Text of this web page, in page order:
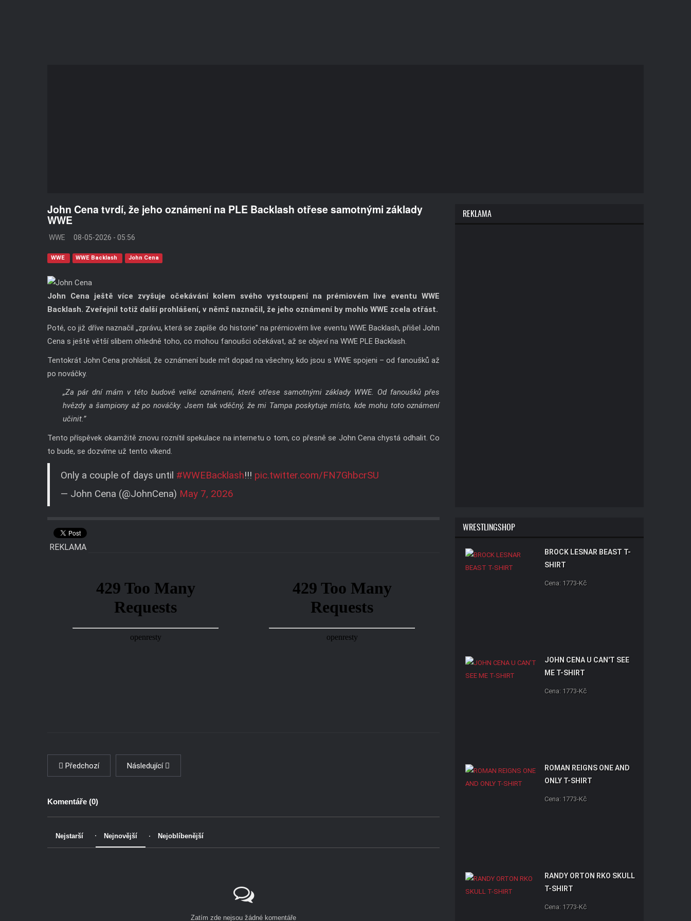
John Cena tvrdí, že jeho oznámení na PLE Backlash otřese samotnými základy
WWE
WWE 08-05-2026 - 05:56
WWE WWE Backlash John Cena
John Cena ještě více zvyšuje očekávání kolem svého vystoupení na prémiovém live eventu WWE
Backlash. Zveřejnil totiž další prohlášení, v němž naznačil, že jeho oznámení by mohlo WWE zcela otřást.
Poté, co již dříve naznačil „zprávu, která se zapíše do historie” na prémiovém live eventu WWE Backlash, přišel John
Cena s ještě větší slibem ohledně toho, co mohou fanoušci očekávat, až se objeví na WWE PLE Backlash.
Tentokrát John Cena prohlásil, že oznámení bude mít dopad na všechny, kdo jsou s WWE spojeni – od fanoušků až
po nováčky.
„Za pár dní mám v této budově velké oznámení, které otřese samotnými základy WWE. Od fanoušků přes
hvězdy a šampiony až po nováčky. Jsem tak vděčný, že mi Tampa poskytuje místo, kde mohu toto oznámení
učinit.”
Tento příspěvek okamžitě znovu roznítil spekulace na internetu o tom, co přesně se John Cena chystá odhalit. Co
to bude, se dozvíme už tento víkend.
Only a couple of days until #WWEBacklash!!! pic.twitter.com/FN7GhbcrSU
— John Cena (@JohnCena) May 7, 2026
REKLAMA
Předchozí Následující
Komentáře (0)
Nejstarší Nejnovější Nejoblíbenější
Zatím zde nejsou žádné komentáře
REKLAMA
WRESTLINGSHOP
BROCK LESNAR BEAST T-
SHIRT
Cena: 1773-Kč
JOHN CENA U CAN'T SEE
ME T-SHIRT
Cena: 1773-Kč
ROMAN REIGNS ONE AND
ONLY T-SHIRT
Cena: 1773-Kč
RANDY ORTON RKO SKULL
T-SHIRT
Cena: 1773-Kč